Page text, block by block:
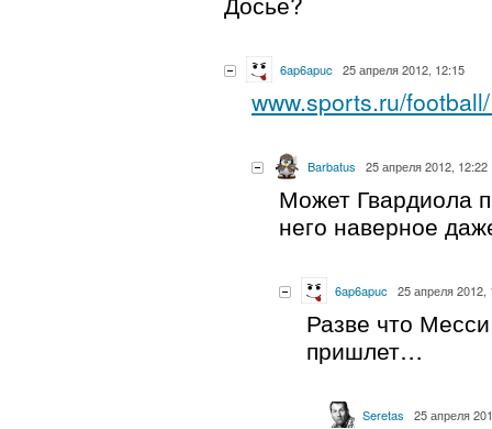
6ap6apuc 25 апреля 2012, 12:15
www.sports.ru/
Barbatus 25 апреля 2012, 12:22
Может Гвардиола
него наверное
6ap6apuc 25 апреля 2012,
Разве что
пришлет…
Seretas 25 апреля